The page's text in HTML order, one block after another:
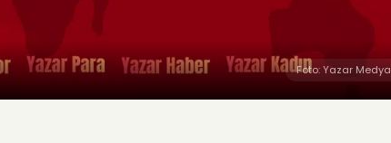
Foto: Yazar Medya